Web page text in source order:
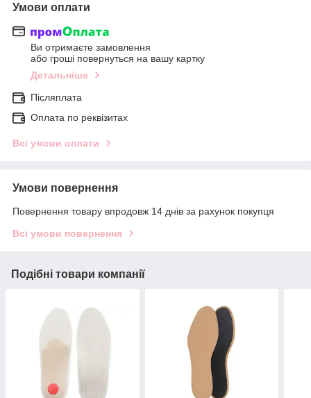
Умови оплати
Ви отримаєте замовлення
або гроші повернуться на вашу картку
Детальніше
Післяплата
Оплата по реквізитах
Всі умови оплати
Умови повернення
Повернення товару впродовж 14 днів за рахунок покупця
Всі умови повернення
Подібні товари компанії